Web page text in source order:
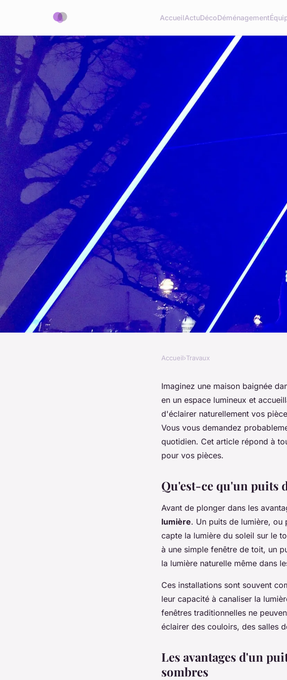
AccueilActuDécoDéménagement
Quels sont les avantages
lumière pour une pièce
Accueil›Travaux
Imaginez une maison baignée
en un espace lumineux et
d'éclairer naturellement vos
Vous vous demandez
quotidien. Cet article répond à
pour vos pièces.
Qu'est-ce qu'un puits
Avant de plonger dans les
lumière. Un puits de lumière, ou
capte la lumière du soleil sur le
à une simple fenêtre de toit, un
la lumière naturelle même dans
Ces installations sont souvent
leur capacité à canaliser la
fenêtres traditionnelles ne
éclairer des couloirs, des salles
Les avantages d'un
sombres